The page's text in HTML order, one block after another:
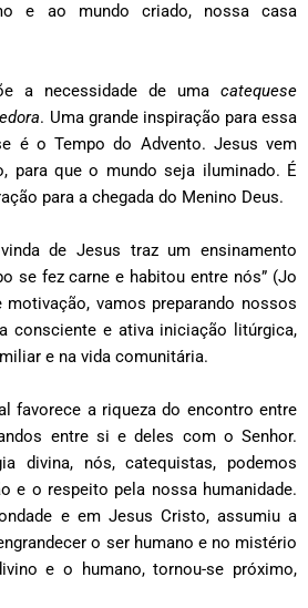
e ao mundo criado, nossa casa
a necessidade de uma catequese
. Uma grande inspiração para essa
é o Tempo do Advento. Jesus vem
para que o mundo seja iluminado. É
para a chegada do Menino Deus.
de Jesus traz um ensinamento
se fez carne e habitou entre nós” (Jo
motivação, vamos preparando nossos
consciente e ativa iniciação litúrgica,
e na vida comunitária.
favorece a riqueza do encontro entre
entre si e deles com o Senhor.
divina, nós, catequistas, podemos
e o respeito pela nossa humanidade.
e em Jesus Cristo, assumiu a
o ser humano e no mistério
e o humano, tornou-se próximo,